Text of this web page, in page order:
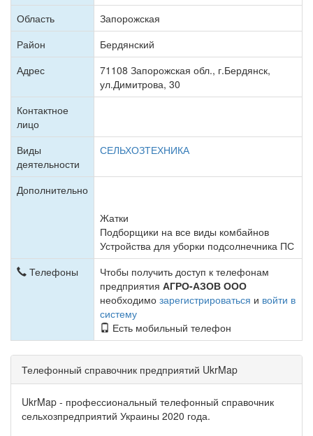
Область
Запорожская
Район
Бердянский
Адрес
71108 Запорожская обл., г.Бердянск,
ул.Димитрова, 30
Контактное
лицо
Виды
деятельности
СЕЛЬХОЗТЕХНИКА
Дополнительно
Жатки
Подборщики на все виды комбайнов
Устройства для уборки подсолнечника ПС
Телефоны
Чтобы получить доступ к телефонам
предприятия АГРО-АЗОВ ООО
необходимо зарегистрироваться и войти в
систему
Есть мобильный телефон
Телефонный справочник предприятий UkrMap
UkrMap - профессиональный телефонный справочник
сельхозпредприятий Украины 2020 года.